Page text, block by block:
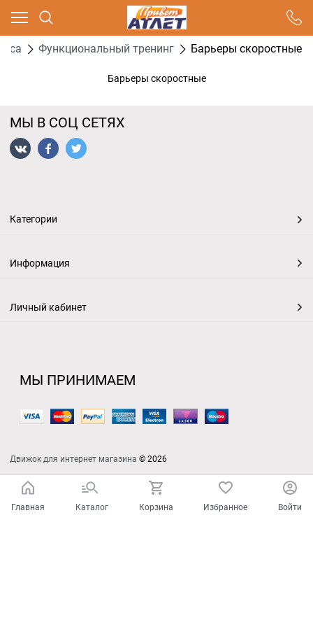
Функциональный тренинг Барьеры скоростные
Барьеры скоростные
МЫ В СОЦ СЕТЯХ
Категории
Информация
Личный кабинет
МЫ ПРИНИМАЕМ
Движок для интернет магазина © 2026
Главная Каталог Корзина Избранное Войти
Ваш город - Москва,
угадали?
ДА НЕТ